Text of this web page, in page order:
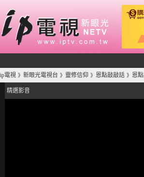
ip電視 》 新眼光電視台 》 靈修信仰 》 恩點敲敲話 》 恩
精選影音